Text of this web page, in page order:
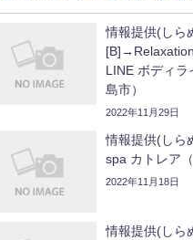
情報提供(しら
LINE ボディ
島市）
2022年11月29日
情報提供(しら
spa カトレア
2022年11月18日
情報提供(し